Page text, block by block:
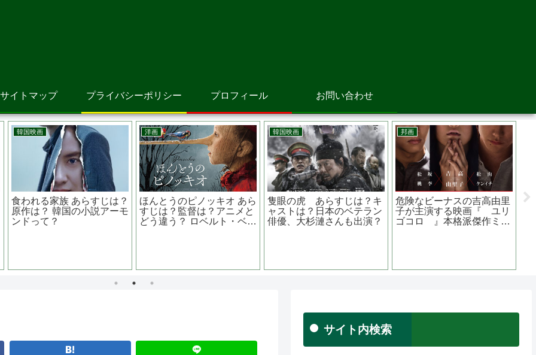
サイトマップ プライバシーポリシー プロフィール お問い合わせ
らすじは？
デジタル
イバル上
洋画
JOKER ジョーカー
JOKERに感情移入してし
まう哀しいほどの狂気
洋画
キャンディマン あらすじ
は？監督は？同名作品は？
ジョーダン・ピール製作脚
邦画
告白 あらすじは？原作
は？第34回日本アカデミー
賞では4冠を達成
邦画
サイト内検索